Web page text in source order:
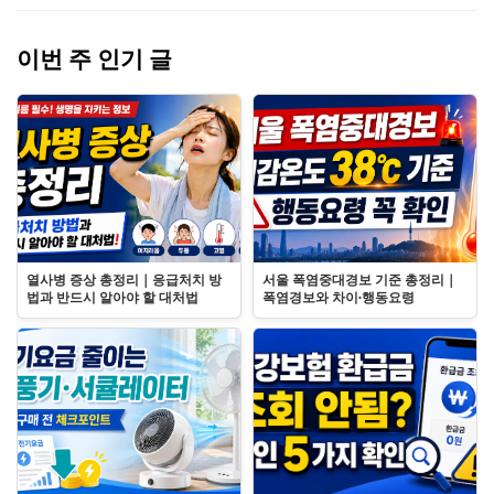
이번 주 인기 글
열사병 증상 총정리｜응급처치 방
법과 반드시 알아야 할 대처법
서울 폭염중대경보 기준 총정리｜
폭염경보와 차이·행동요령